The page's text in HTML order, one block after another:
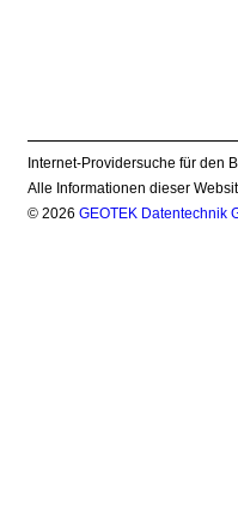
Internet-Providersuche für den
Alle Informationen dieser
© 2026GEOTEK Datentechnik